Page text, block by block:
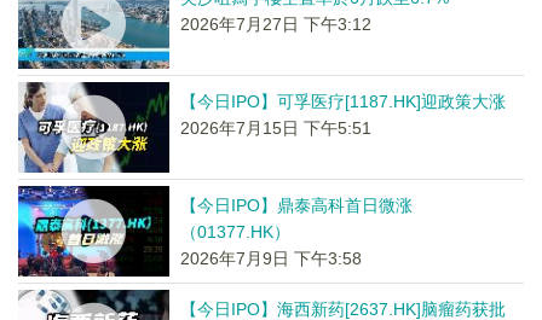
2026年7月27日 下午3:12
【今日IPO】可孚医疗[1187.HK]迎政策大涨
2026年7月15日 下午5:51
【今日IPO】鼎泰高科首日微涨
（01377.HK）
2026年7月9日 下午3:58
【今日IPO】海西新药[2637.HK]脑瘤药获批